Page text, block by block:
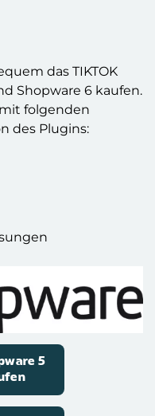
das TIKTOK
Shopware 6 kaufen.
folgenden
des Plugins:
5